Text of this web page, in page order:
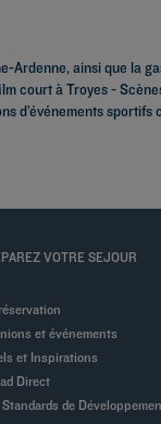
ainsi que la
court à Troyes -
d’événements
VOTRE SEJOUR
réservation
et événements
et Inspirations
Direct
Standards de